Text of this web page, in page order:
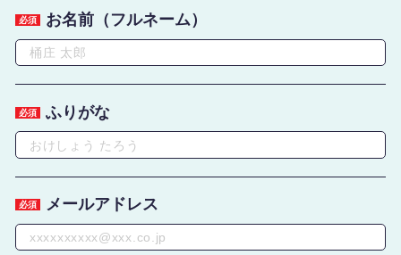
必須 お名前（フルネーム）
必須 ふりがな
必須 メールアドレス